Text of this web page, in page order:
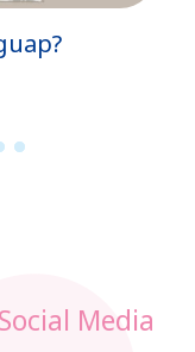
Melahirkan Kok
1
Media